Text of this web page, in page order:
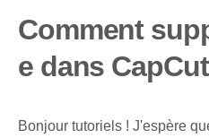
Comment
e dans CapCut
Bonjour tutoriels ! J'espère